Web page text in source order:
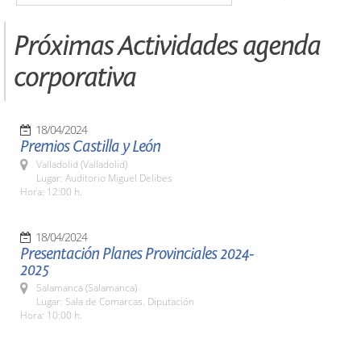
Próximas Actividades agenda
corporativa
18/04/2024
Premios Castilla y León
Valladolid (Valladolid)
Lugar: Auditorio Miguel Delibes
Hora: 12:00 h.
18/04/2024
Presentación Planes Provinciales 2024-
2025
Salamanca (Salamanca)
Lugar: Sala de Comarcas. Diputación
Hora: 10:00 h.